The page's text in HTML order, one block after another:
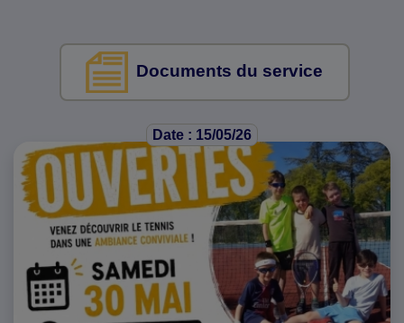
Documents du service
Date : 15/05/26